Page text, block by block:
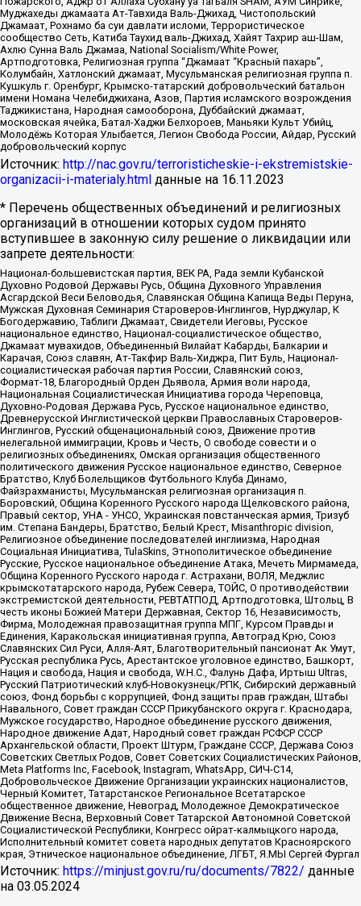
Муджахеды джамаата Ат-Тавхида Валь-Джихад, Чистопольский
Джамаат, Рохнамо ба суи давлати исломи, Террористическое
сообщество Сеть, Катиба Таухид валь-Джихад, Хайят Тахрир аш-Шам,
Ахлю Сунна Валь Джамаа, National Socialism/White Power,
Артподготовка, Религиозная группа “Джамаат “Красный пахарь”,
Колумбайн, Хатлонский джамаат, Мусульманская религиозная группа п.
Кушкуль г. Оренбург, Крымско-татарский добровольческий батальон
имени Номана Челебиджихана, Азов, Партия исламского возрождения
Таджикистана, Народная самооборона, Дуббайский джамаат,
московская ячейка, Батал-Хаджи Белхороев, Маньяки Культ Убийц,
Молодёжь Которая Улыбается, Легион Свобода России, Айдар, Русский
добровольческий корпус
Источник: http://nac.gov.ru/terroristicheskie-i-ekstremistskie-
organizacii-i-materialy.html данные на 16.11.2023
* Перечень общественных объединений и религиозных
организаций в отношении которых судом принято
вступившее в законную силу решение о ликвидации или
запрете деятельности:
Национал-большевистская партия, ВЕК РА, Рада земли Кубанской
Духовно Родовой Державы Русь, Община Духовного Управления
Асгардской Веси Беловодья, Славянская Община Капища Веды Перуна,
Мужская Духовная Семинария Староверов-Инглингов, Нурджулар, К
Богодержавию, Таблиги Джамаат, Свидетели Иеговы, Русское
национальное единство, Национал-социалистическое общество,
Джамаат мувахидов, Объединенный Вилайат Кабарды, Балкарии и
Карачая, Союз славян, Ат-Такфир Валь-Хиджра, Пит Буль, Национал-
социалистическая рабочая партия России, Славянский союз,
Формат-18, Благородный Орден Дьявола, Армия воли народа,
Национальная Социалистическая Инициатива города Череповца,
Духовно-Родовая Держава Русь, Русское национальное единство,
Древнерусской Инглистической церкви Православных Староверов-
Инглингов, Русский общенациональный союз, Движение против
нелегальной иммиграции, Кровь и Честь, О свободе совести и о
религиозных объединениях, Омская организация общественного
политического движения Русское национальное единство, Северное
Братство, Клуб Болельщиков Футбольного Клуба Динамо,
Файзрахманисты, Мусульманская религиозная организация п.
Боровский, Община Коренного Русского народа Щелковского района,
Правый сектор, УНА - УНСО, Украинская повстанческая армия, Тризуб
им. Степана Бандеры, Братство, Белый Крест, Misanthropic division,
Религиозное объединение последователей инглиизма, Народная
Социальная Инициатива, TulaSkins, Этнополитическое объединение
Русские, Русское национальное объединение Атака, Мечеть Мирмамеда,
Община Коренного Русского народа г. Астрахани, ВОЛЯ, Меджлис
крымскотатарского народа, Рубеж Севера, ТОЙС, О противодействии
экстремистской деятельности, РЕВТАТПОД, Артподготовка, Штольц, В
честь иконы Божией Матери Державная, Сектор 16, Независимость,
Фирма, Молодежная правозащитная группа МПГ, Курсом Правды и
Единения, Каракольская инициативная группа, Автоград Крю, Союз
Славянских Сил Руси, Алля-Аят, Благотворительный пансионат Ак Умут,
Русская республика Русь, Арестантское уголовное единство, Башкорт,
Нация и свобода, Нация и свобода, W.H.С., Фалунь Дафа, Иртыш Ultras,
Русский Патриотический клуб-Новокузнецк/РПК, Сибирский державный
союз, Фонд борьбы с коррупцией, Фонд защиты прав граждан, Штабы
Навального, Совет граждан СССР Прикубанского округа г. Краснодара,
Мужское государство, Народное объединение русского движения,
Народное движение Адат, Народный совет граждан РСФСР СССР
Архангельской области, Проект Штурм, Граждане СССР, Держава Союз
Советских Светлых Родов, Совет Советских Социалистических Районов,
Meta Platforms Inc, Facebook, Instagram, WhatsApp, СИЧ-С14,
Добровольческое Движение Организации украинских националистов,
Черный Комитет, Татарстанское Региональное Всетатарское
общественное движение, Невоград, Молодежное Демократическое
Движение Весна, Верховный Совет Татарской Автономной Советской
Социалистической Республики, Конгресс ойрат-калмыцкого народа,
Исполнительный комитет совета народных депутатов Красноярского
края, Этническое национальное объединение, ЛГБТ, Я.МЫ Сергей Фургал
Источник: https://minjust.gov.ru/ru/documents/7822/ данные
на 03.05.2024